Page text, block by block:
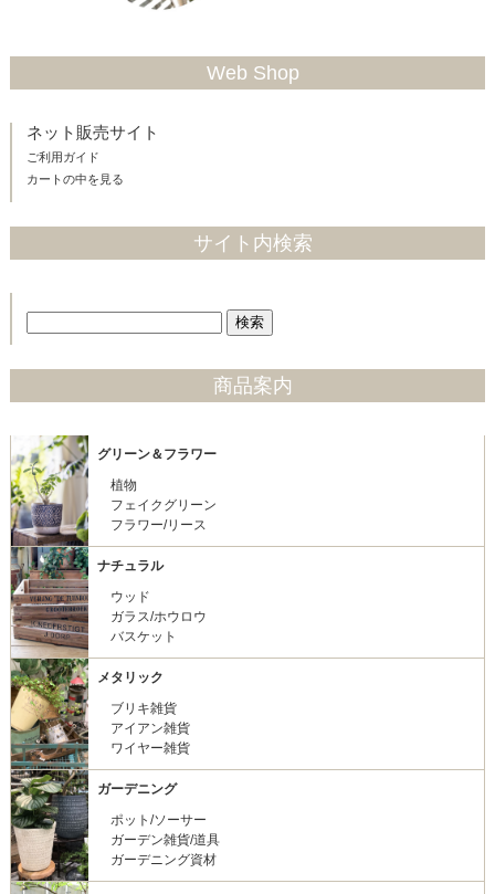
Web Shop
ネット販売サイト
ご利用ガイド
カートの中を見る
サイト内検索
商品案内
グリーン＆フラワー
植物
フェイクグリーン
フラワー/リース
ナチュラル
ウッド
ガラス/ホウロウ
バスケット
メタリック
ブリキ雑貨
アイアン雑貨
ワイヤー雑貨
ガーデニング
ポット/ソーサー
ガーデン雑貨/道具
ガーデニング資材